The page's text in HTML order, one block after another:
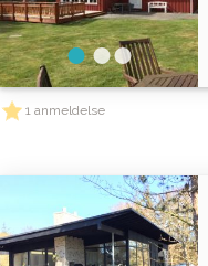
1 anmeldelse